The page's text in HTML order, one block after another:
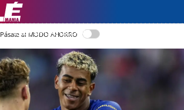
LEER EN CASTELLANO
Pásate al MODO AHORRO